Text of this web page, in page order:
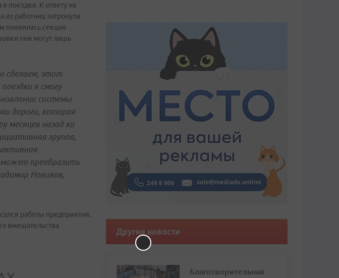
поездке. К ответу на
работниц затронула
появилась секция
они могут лишь
сделаем, этот
я смогу
системы
дороги, которая
месяцев назад ко
группа,
преобразить
Новиков,
работы предприятия.
вмешательства
Другие новости
Благотворительная